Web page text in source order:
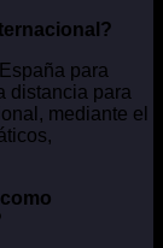
para
distancia para
mediante el